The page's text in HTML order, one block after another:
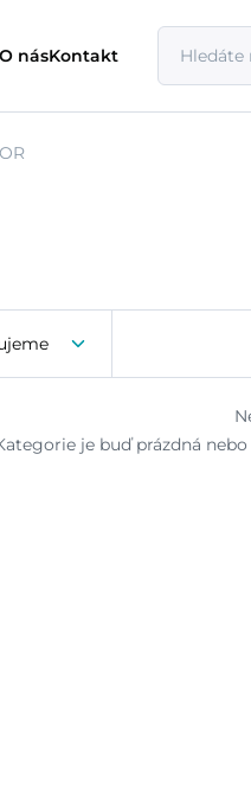
násKontakt
je buď prázdná